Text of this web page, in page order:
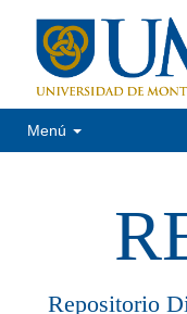
Menú
Repositorio